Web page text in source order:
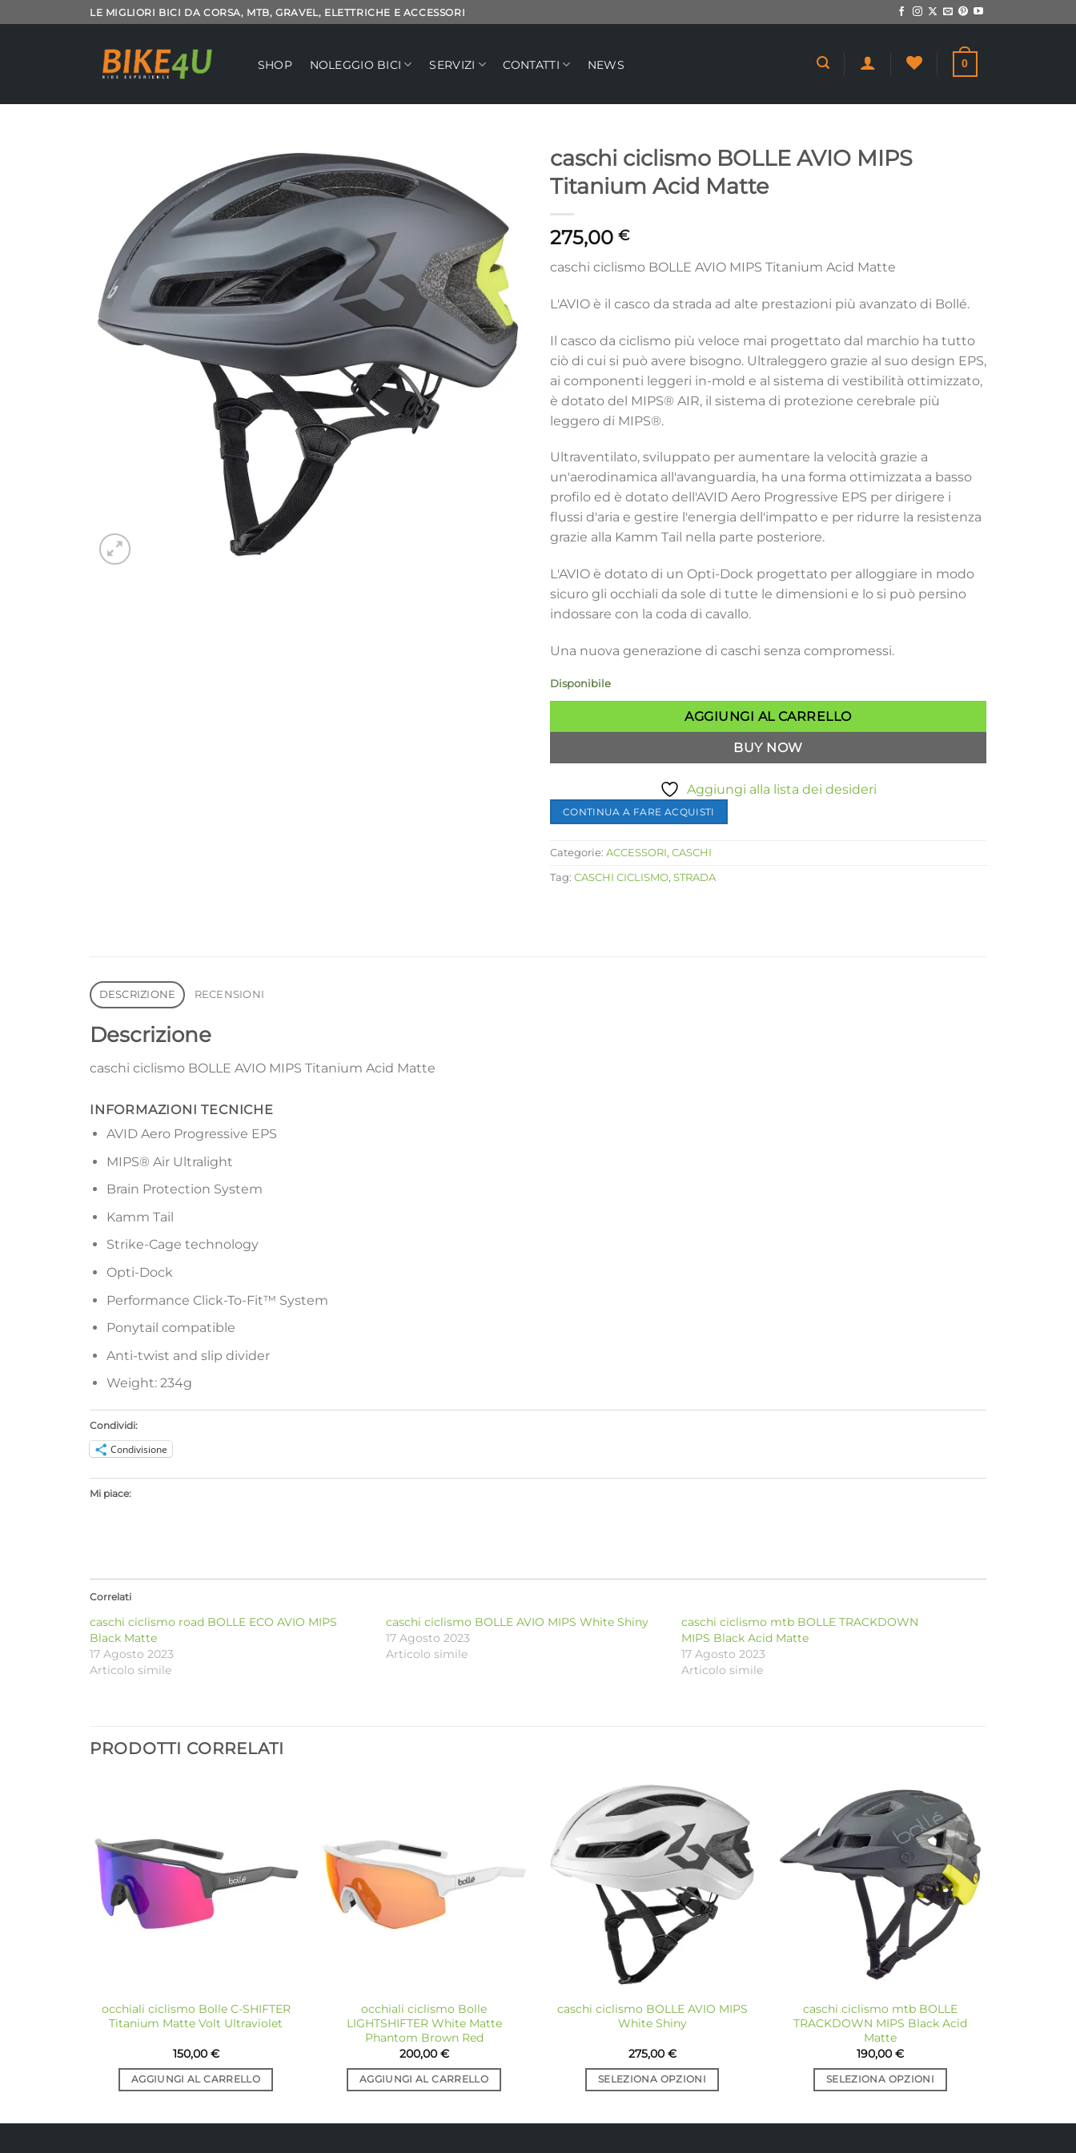
ai
LE MIGLIORI BICI DA CORSA, MTB, GRAVEL, ELETTRICHE E ACCESSORI
SHOP NOLEGGIO BICI SERVIZI CONTATTI NEWS 0
Aggiungi
alla lista
dei
desideri
caschi ciclismo BOLLE AVIO MIPS
Titanium Acid Matte
275,00 €
caschi ciclismo BOLLE AVIO MIPS Titanium Acid Matte
L'AVIO è il casco da strada ad alte prestazioni più avanzato di Bollé.
Il casco da ciclismo più veloce mai progettato dal marchio ha tutto
ciò di cui si può avere bisogno. Ultraleggero grazie al suo design EPS,
ai componenti leggeri in-mold e al sistema di vestibilità ottimizzato,
è dotato del MIPS® AIR, il sistema di protezione cerebrale più
leggero di MIPS®.
Ultraventilato, sviluppato per aumentare la velocità grazie a
un'aerodinamica all'avanguardia, ha una forma ottimizzata a basso
profilo ed è dotato dell'AVID Aero Progressive EPS per dirigere i
flussi d'aria e gestire l'energia dell'impatto e per ridurre la resistenza
grazie alla Kamm Tail nella parte posteriore.
L'AVIO è dotato di un Opti-Dock progettato per alloggiare in modo
sicuro gli occhiali da sole di tutte le dimensioni e lo si può persino
indossare con la coda di cavallo.
Una nuova generazione di caschi senza compromessi.
Disponibile
AGGIUNGI AL CARRELLO
BUY NOW
Aggiungi alla lista dei desideri
CONTINUA A FARE ACQUISTI
Categorie: ACCESSORI, CASCHI
Tag: CASCHI CICLISMO, STRADA
DESCRIZIONE RECENSIONI
Descrizione
caschi ciclismo BOLLE AVIO MIPS Titanium Acid Matte
INFORMAZIONI TECNICHE
AVID Aero Progressive EPS
MIPS® Air Ultralight
Brain Protection System
Kamm Tail
Strike-Cage technology
Opti-Dock
Performance Click-To-Fit™ System
Ponytail compatible
Anti-twist and slip divider
Weight: 234g
Condividi:
Condivisione
Mi piace:
Correlati
caschi ciclismo road BOLLE ECO AVIO MIPS
Black Matte
17 Agosto 2023
Articolo simile
caschi ciclismo BOLLE AVIO MIPS White Shiny
17 Agosto 2023
Articolo simile
caschi ciclismo mtb BOLLE TRACKDOWN
MIPS Black Acid Matte
17 Agosto 2023
Articolo simile
PRODOTTI CORRELATI
occhiali ciclismo Bolle C-SHIFTER
Titanium Matte Volt Ultraviolet
150,00€
AGGIUNGI AL CARRELLO
occhiali ciclismo Bolle
LIGHTSHIFTER White Matte
Phantom Brown Red
200,00€
AGGIUNGI AL CARRELLO
Aggiungi
alla lista
dei
desideri
caschi ciclismo BOLLE AVIO MIPS
White Shiny
275,00€
SELEZIONA OPZIONI
Aggiungi
alla lista
dei
desideri
caschi ciclismo mtb BOLLE
TRACKDOWN MIPS Black Acid
Matte
190,00€
SELEZIONA OPZIONI